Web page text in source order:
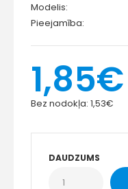
Modelis:
Pieejamība:
1,85€
Bez nodokļa: 1,53€
DAUDZUMS